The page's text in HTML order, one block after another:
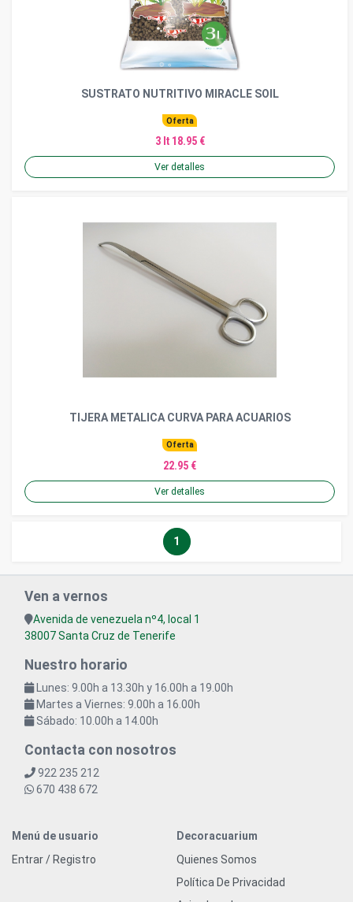
SUSTRATO NUTRITIVO MIRACLE SOIL
Oferta
3 lt 18.95 €
Ver detalles
TIJERA METALICA CURVA PARA ACUARIOS
Oferta
22.95 €
Ver detalles
1
Ven a vernos
Avenida de venezuela nº4, local 1
38007 Santa Cruz de Tenerife
Nuestro horario
Lunes: 9.00h a 13.30h y 16.00h a 19.00h
Martes a Viernes: 9.00h a 16.00h
Sábado: 10.00h a 14.00h
Contacta con nosotros
922 235 212
670 438 672
Menú de usuario
Entrar / Registro
Decoracuarium
Quienes Somos
Política De Privacidad